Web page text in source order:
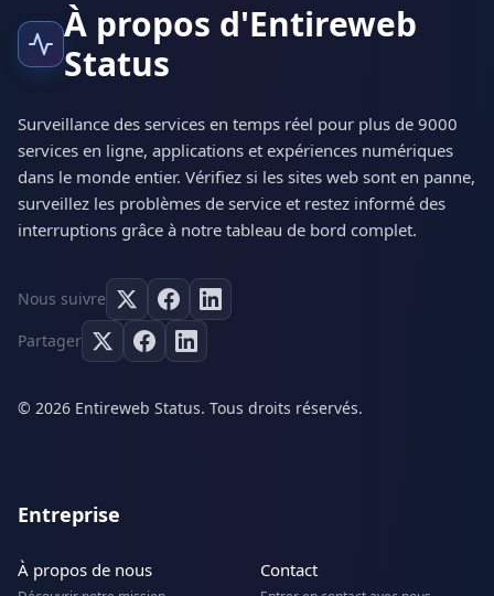
À propos d'Entireweb
Status
Surveillance des services en temps réel pour plus de 9000
services en ligne, applications et expériences numériques
dans le monde entier. Vérifiez si les sites web sont en panne,
surveillez les problèmes de service et restez informé des
interruptions grâce à notre tableau de bord complet.
Nous suivre
Partager
© 2026 Entireweb Status. Tous droits réservés.
Entreprise
À propos de nous Contact